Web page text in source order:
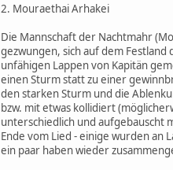
2. Mouraethai Arhakei
Die Mannschaft der Nachtmahr
gezwungen, sich auf dem Festland
unfähigen Lappen von Kapitän
einen Sturm statt zu einer
den starken Sturm und die
bzw. mit etwas kollidiert
unterschiedlich und aufgebauscht
Ende vom Lied - einige wurden an
ein paar haben wieder